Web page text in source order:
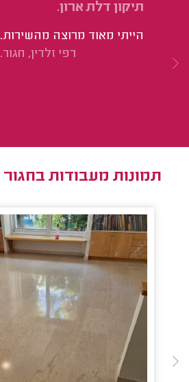
תיקון דלת ארון.
הייתי מאוד מרוצה מהשירות.
רפי זלדין, חגור.
תמונות מעבודות בחגור